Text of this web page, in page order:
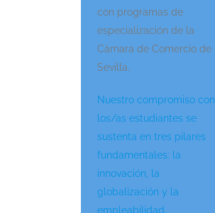
con programas de
especialización de la
Cámara de Comercio de
Sevilla.
Nuestro compromiso con
los/as estudiantes se
sustenta en tres pilares
fundamentales: la
innovación, la
globalización y la
empleabilidad.